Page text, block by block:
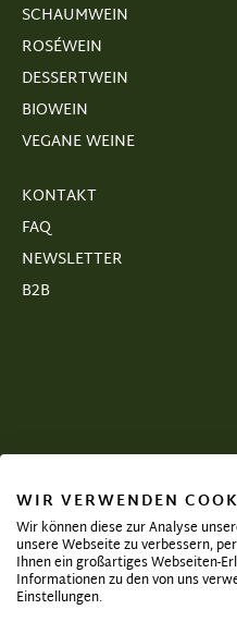
SCHAUMWEIN
ROSÉWEIN
DESSERTWEIN
BIOWEIN
VEGANE WEINE
KONTAKT
FAQ
NEWSLETTER
B2B
Abonnieren und
sichern!
WIR VERWENDEN
Wir können diese zur Analyse
unsere Webseite zu verbessern,
Ihnen ein großartiges Webseiten-
Informationen zu den von uns
Einstellungen.